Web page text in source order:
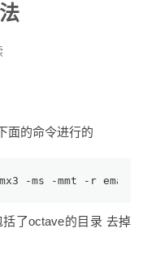
面的命令进行的
mx3 -ms -mmt -r
了octave的目录 去掉